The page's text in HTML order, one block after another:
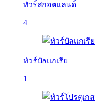
ทัวร์สกอตแลนด์
4
ทัวร์บัลเเกเรีย
1